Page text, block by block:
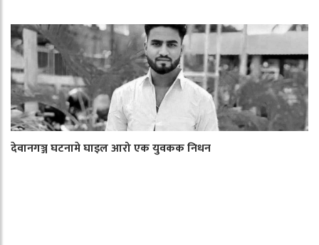
देवानगञ्ज घटनामे घाइल आरो एक युवकक निधन